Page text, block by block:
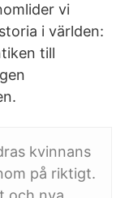
vi
i världen:
till
kvinnans
på riktigt.